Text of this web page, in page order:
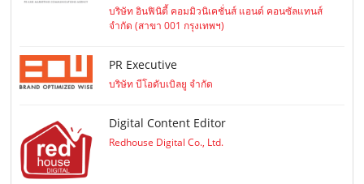
บริษัท อินฟินิตี้ คอมมิวนิเคชั่นส์ แอนด์ คอนซัลแทนส์
จำกัด (สาขา 001 กรุงเทพฯ)
PR Executive
บริษัท บีโอดับเบิลยู จำกัด
Digital Content Editor
Redhouse Digital Co., Ltd.